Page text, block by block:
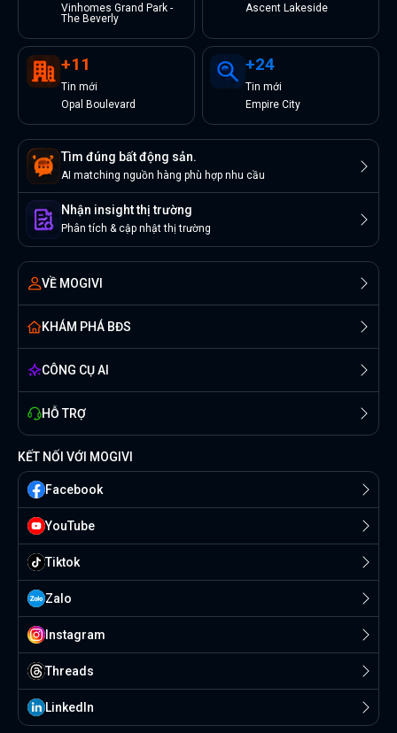
Vinhomes Grand Park -
The Beverly
Ascent Lakeside
+11
Tin mới
Opal Boulevard
+24
Tin mới
Empire City
Tìm đúng bất động sản.
AI matching nguồn hàng phù hợp nhu cầu
Nhận insight thị trường
Phân tích & cập nhật thị trường
VỀ MOGIVI
KHÁM PHÁ BĐS
CÔNG CỤ AI
HỖ TRỢ
KẾT NỐI VỚI MOGIVI
Facebook
YouTube
Tiktok
Zalo
Instagram
Threads
Linkedln